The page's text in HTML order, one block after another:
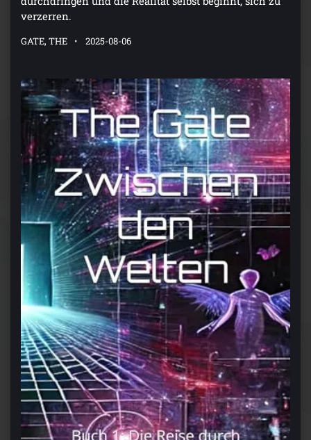
verzerren.
GATE, THE 2025-08-06